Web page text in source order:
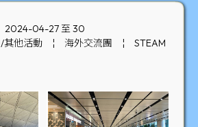
2024-04-27 至 30
其他活動
¦ 海外交流團 ¦
STEAM